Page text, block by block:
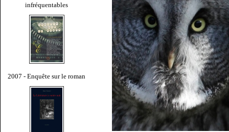
infréquentables
2007 - Enquête sur le roman